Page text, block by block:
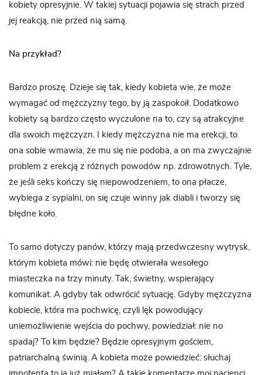
kobiety opresyjnie. W takiej sytuacji pojawia się strach przed
jej reakcją, nie przed nią samą.
Na przykład?
Bardzo proszę. Dzieje się tak, kiedy kobieta wie, że może
wymagać od mężczyzny tego, by ją zaspokoił. Dodatkowo
kobiety są bardzo często wyczulone na to, czy są atrakcyjne
dla swoich mężczyzn. I kiedy mężczyzna nie ma erekcji, to
ona sobie wmawia, że mu się nie podoba, a on ma zwyczajnie
problem z erekcją z różnych powodów np. zdrowotnych. Tyle,
że jeśli seks kończy się niepowodzeniem, to ona płacze,
wybiega z sypialni, on się czuje winny jak diabli i tworzy się
błędne koło.
To samo dotyczy panów, którzy mają przedwczesny wytrysk,
którym kobieta mówi: nie będę otwierała wesołego
miasteczka na trzy minuty. Tak, świetny, wspierający
komunikat. A gdyby tak odwrócić sytuację. Gdyby mężczyzna
kobiecie, która ma pochwicę, czyli lęk powodujący
uniemożliwienie wejścia do pochwy, powiedział: nie no
spadaj? To kim będzie? Będzie opresyjnym gościem,
patriarchalną świnią. A kobieta może powiedzieć: słuchaj